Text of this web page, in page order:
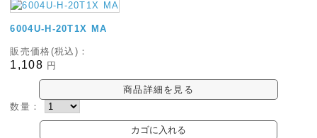
6004U-H-20T1X MA
販売価格(税込)：
1,108 円
商品詳細を見る
数量：